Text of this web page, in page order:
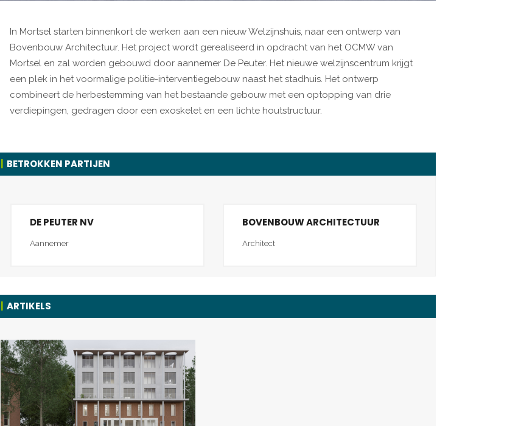
In Mortsel starten binnenkort de werken aan een nieuw Welzijnshuis, naar een ontwerp van
Bovenbouw Architectuur. Het project wordt gerealiseerd in opdracht van het OCMW van
Mortsel en zal worden gebouwd door aannemer De Peuter. Het nieuwe welzijnscentrum krijgt
een plek in het voormalige politie-interventiegebouw naast het stadhuis. Het ontwerp
combineert de herbestemming van het bestaande gebouw met een optopping van drie
verdiepingen, gedragen door een exoskelet en een lichte houtstructuur.
BETROKKEN PARTIJEN
DE PEUTER NV
Aannemer
BOVENBOUW ARCHITECTUUR
Architect
ARTIKELS